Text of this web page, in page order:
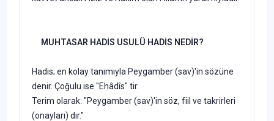
MUHTASAR HADİS USULÜ HADİS NEDİR?
Hadis; en kolay tanımıyla Peygamber (sav)'in sözüne
denir. Çoğulu ise "Ehâdîs" tir.
Terim olarak: "Peygamber (sav)'in söz, fiil ve takrirleri
(onayları) dır."